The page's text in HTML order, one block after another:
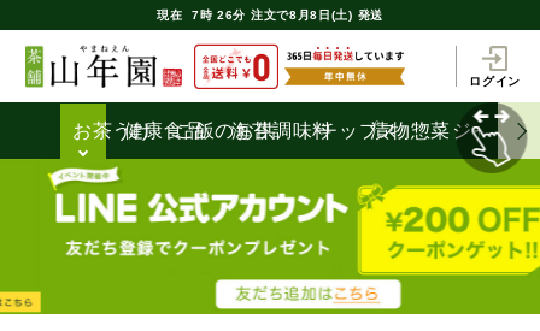
現在 7時 26分 注文で8月8日(土) 発送
ログイン
お茶うけ健康食品ご飯のお供
海苔調味料チップス
漬物惣菜 ジャム